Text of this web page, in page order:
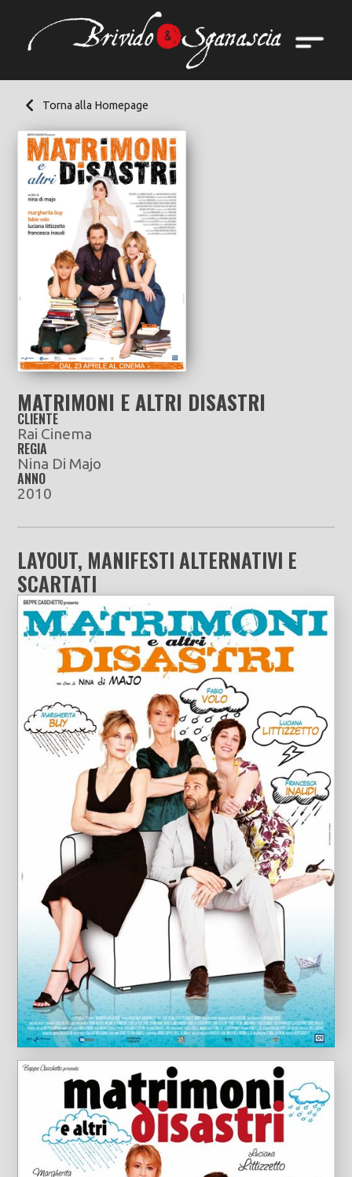
Torna alla Homepage
MATRIMONI E ALTRI DISASTRI
CLIENTE
Rai Cinema
REGIA
Nina Di Majo
ANNO
2010
LAYOUT, MANIFESTI ALTERNATIVI E
SCARTATI